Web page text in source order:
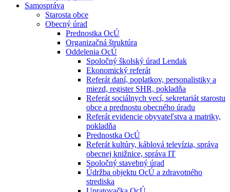
Samospráva
Starosta obce
Obecný úrad
Prednostka OcÚ
Organizačná štruktúra
Oddelenia OcÚ
Spoločný školský úrad Lendak
Ekonomický referát
Referát daní, poplatkov, personalistiky a
miezd, register SHR, pokladňa
Referát sociálnych vecí, sekretariát starostu
obce a prednostu obecného úradu
Referát evidencie obyvateľstva a matriky,
pokladňa
Prednostka OcÚ
Referát kultúry, káblová televízia, správa
obecnej knižnice, správa IT
Spoločný stavebný úrad
Údržba objektu OcÚ a zdravotného
strediska